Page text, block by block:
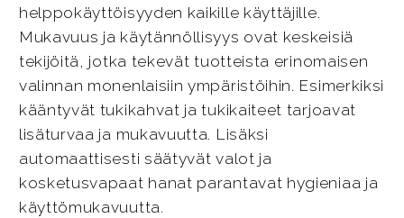
helppokäyttöisyyden kaikille käyttäjille.
Mukavuus ja käytännöllisyys ovat keskeisiä
tekijöitä, jotka tekevät tuotteista erinomaisen
valinnan monenlaisiin ympäristöihin. Esimerkiksi
kääntyvät tukikahvat ja tukikaiteet tarjoavat
lisäturvaa ja mukavuutta. Lisäksi
automaattisesti säätyvät valot ja
kosketusvapaat hanat parantavat hygieniaa ja
käyttömukavuutta.